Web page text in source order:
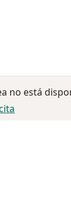
no está